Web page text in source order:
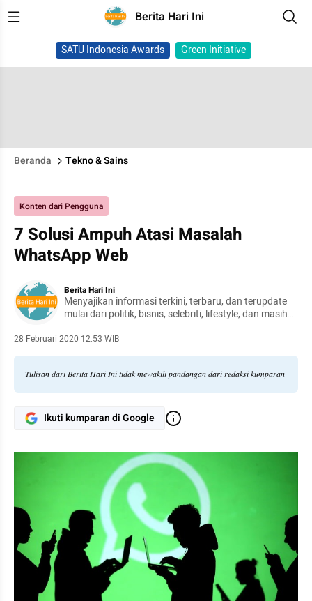
Berita Hari Ini
SATU Indonesia Awards Green Initiative
Beranda Tekno & Sains
Konten dari Pengguna
7 Solusi Ampuh Atasi Masalah
WhatsApp Web
Berita Hari Ini
Menyajikan informasi terkini, terbaru, dan terupdate
mulai dari politik, bisnis, selebriti, lifestyle, dan masih
28 Februari 2020 12:53 WIB
Tulisan dari Berita Hari Ini tidak mewakili pandangan dari redaksi kumparan
Ikuti kumparan di Google